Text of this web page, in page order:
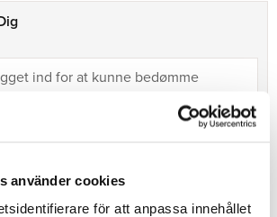
använder cookies
för att anpassa innehållet
giver en bedømmelse.